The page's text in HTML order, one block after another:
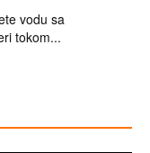
vodu sa
tokom...